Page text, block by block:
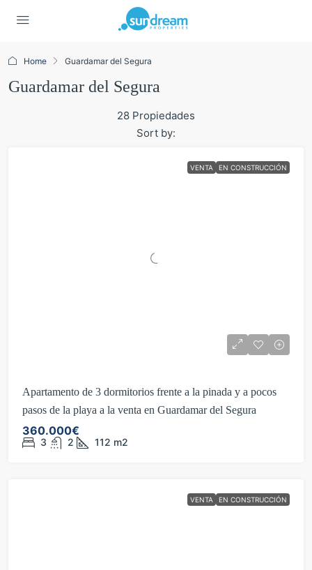
Home Guardamar del Segura
Guardamar del Segura
28 Propiedades
Sort by:
VENTA EN CONSTRUCCIÓN
Apartamento de 3 dormitorios frente a la pinada y a pocos
pasos de la playa a la venta en Guardamar del Segura
360.000€
3 2 112 m2
VENTA EN CONSTRUCCIÓN